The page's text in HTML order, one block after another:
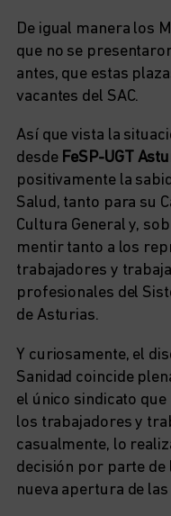
De igual manera los
que no se
antes, que estas
vacantes del SAC.
Así que vista la
desde FeSP-UGT
positivamente la
Salud, tanto para su
Cultura General y,
mentir tanto a los
trabajadores y
profesionales del
de Asturias.
Y curiosamente, el
Sanidad coincide
el único sindicato
los trabajadores y
casualmente, lo
decisión por parte de
nueva apertura de